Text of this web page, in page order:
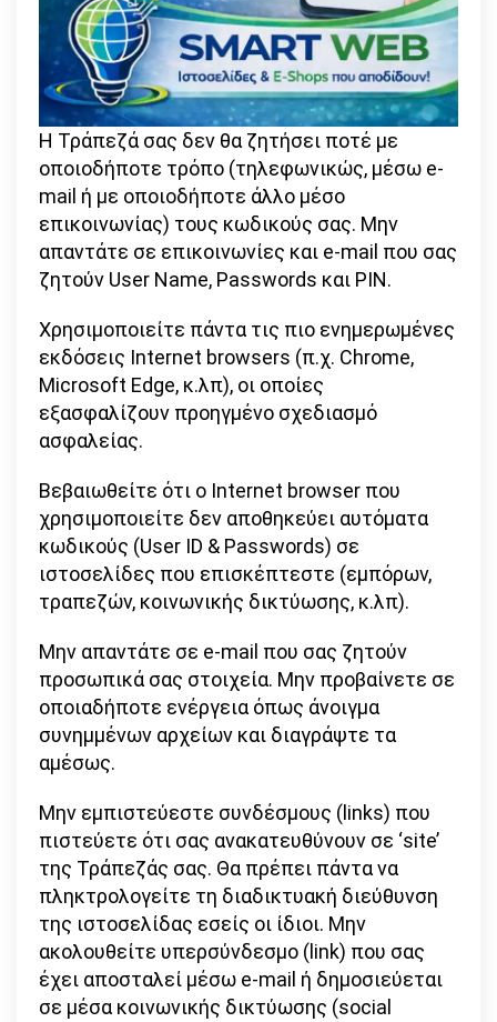
Η Τράπεζά σας δεν θα ζητήσει ποτέ με
οποιοδήποτε τρόπο (τηλεφωνικώς, μέσω e-
mail ή με οποιοδήποτε άλλο μέσο
επικοινωνίας) τους κωδικούς σας. Μην
απαντάτε σε επικοινωνίες και e-mail που σας
ζητούν User Name, Passwords και PIN.
Χρησιμοποιείτε πάντα τις πιο ενημερωμένες
εκδόσεις Internet browsers (π.χ. Chrome,
Microsoft Edge, κ.λπ), οι οποίες
εξασφαλίζουν προηγμένο σχεδιασμό
ασφαλείας.
Βεβαιωθείτε ότι ο Internet browser που
χρησιμοποιείτε δεν αποθηκεύει αυτόματα
κωδικούς (User ID & Passwords) σε
ιστοσελίδες που επισκέπτεστε (εμπόρων,
τραπεζών, κοινωνικής δικτύωσης, κ.λπ).
Μην απαντάτε σε e-mail που σας ζητούν
προσωπικά σας στοιχεία. Μην προβαίνετε σε
οποιαδήποτε ενέργεια όπως άνοιγμα
συνημμένων αρχείων και διαγράψτε τα
αμέσως.
Μην εμπιστεύεστε συνδέσμους (links) που
πιστεύετε ότι σας ανακατευθύνουν σε ‘site’
της Τράπεζάς σας. Θα πρέπει πάντα να
πληκτρολογείτε τη διαδικτυακή διεύθυνση
της ιστοσελίδας εσείς οι ίδιοι. Μην
ακολουθείτε υπερσύνδεσμο (link) που σας
έχει αποσταλεί μέσω e-mail ή δημοσιεύεται
σε μέσα κοινωνικής δικτύωσης (social